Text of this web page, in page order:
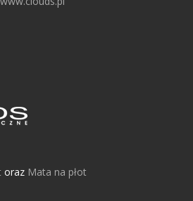
oraz Mata na płot